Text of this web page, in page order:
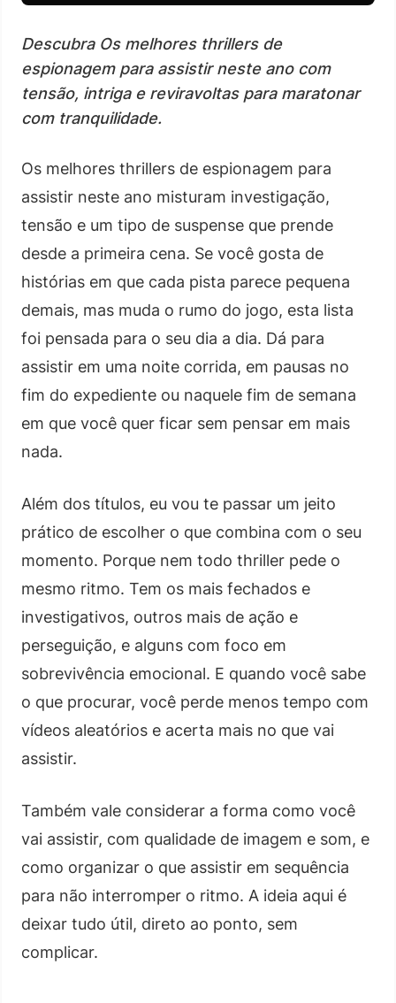
Descubra Os melhores thrillers de
espionagem para assistir neste ano com
tensão, intriga e reviravoltas para maratonar
com tranquilidade.
Os melhores thrillers de espionagem para
assistir neste ano misturam investigação,
tensão e um tipo de suspense que prende
desde a primeira cena. Se você gosta de
histórias em que cada pista parece pequena
demais, mas muda o rumo do jogo, esta lista
foi pensada para o seu dia a dia. Dá para
assistir em uma noite corrida, em pausas no
fim do expediente ou naquele fim de semana
em que você quer ficar sem pensar em mais
nada.
Além dos títulos, eu vou te passar um jeito
prático de escolher o que combina com o seu
momento. Porque nem todo thriller pede o
mesmo ritmo. Tem os mais fechados e
investigativos, outros mais de ação e
perseguição, e alguns com foco em
sobrevivência emocional. E quando você sabe
o que procurar, você perde menos tempo com
vídeos aleatórios e acerta mais no que vai
assistir.
Também vale considerar a forma como você
vai assistir, com qualidade de imagem e som, e
como organizar o que assistir em sequência
para não interromper o ritmo. A ideia aqui é
deixar tudo útil, direto ao ponto, sem
complicar.